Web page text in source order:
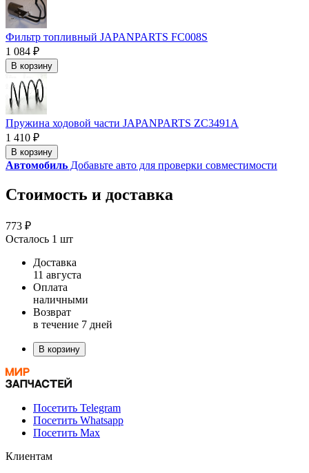
Фильтр топливный JAPANPARTS FC008S
1 084 ₽
В корзину
Пружина ходовой части JAPANPARTS ZC3491A
1 410 ₽
В корзину
Автомобиль Добавьте авто для проверки совместимости
Стоимость и доставка
773 ₽
Осталось 1 шт
Доставка
11 августа
Оплата
наличными
Возврат
в течение 7 дней
В корзину
Посетить Telegram
Посетить Whatsapp
Посетить Max
Клиентам